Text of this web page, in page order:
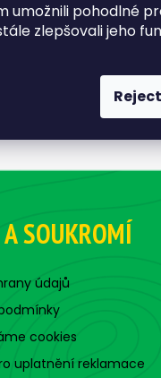
umožnili pohodlné
zlepšovali jeho
Reject
SOUKROMÍ
údajů
cookies
uplatnění reklamace